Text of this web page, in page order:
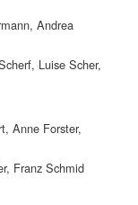
Andrea
Luise Scher,
Anne Forster,
Franz Schmid